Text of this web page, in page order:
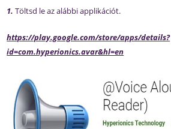
1.Töltsd le az alábbi applikációt.
https://play.google.com/store/apps/details?
id=com.hyperionics.avar&hl=en